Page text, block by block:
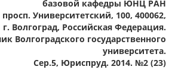
базовой кафедры ЮНЦ РАН
просп. Университетский, 100, 400062,
г. Волгоград, Российская Федерация.
Волгоградского государственного
университета.
Сер.5, Юриспруд. 2014. №2 (23)